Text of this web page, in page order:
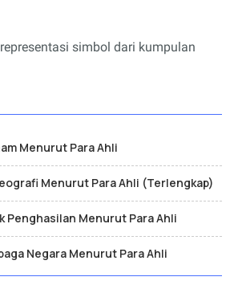
simbol dari kumpulan
Menurut Para Ahli
Menurut Para Ahli (Terlengkap)
Penghasilan Menurut Para Ahli
Negara Menurut Para Ahli